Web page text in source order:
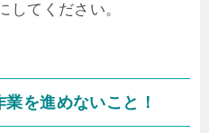
してください。
を進めないこと！